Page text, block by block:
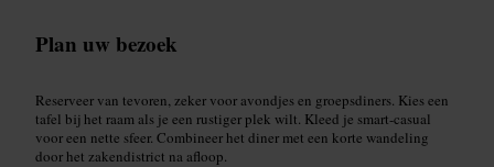
Plan uw bezoek
Reserveer van tevoren, zeker voor avondjes en groepsdiners. Kies een
tafel bij het raam als je een rustiger plek wilt. Kleed je smart-casual
voor een nette sfeer. Combineer het diner met een korte wandeling
door het zakendistrict na afloop.